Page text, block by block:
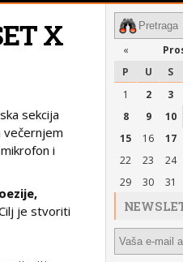
X
sekcija
večernjem
i
je stvoriti
«
P
U S
1
2 3
8
9 10
15
16 17
22
23 24
29
30 31